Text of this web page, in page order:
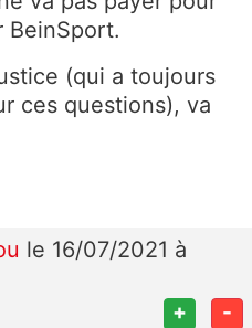
BeinSport.
(qui a toujours
ces questions), va
le 16/07/2021 à
+ -